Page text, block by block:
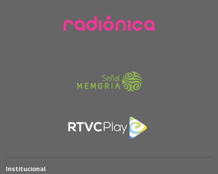
Institucional